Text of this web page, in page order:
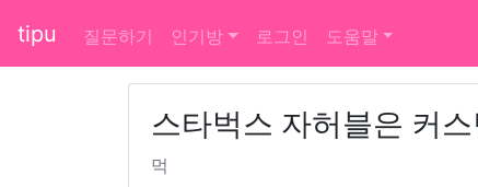
tipu 질문하기 인기방 로그인 도움말
스타벅스 자허블은 커
먹